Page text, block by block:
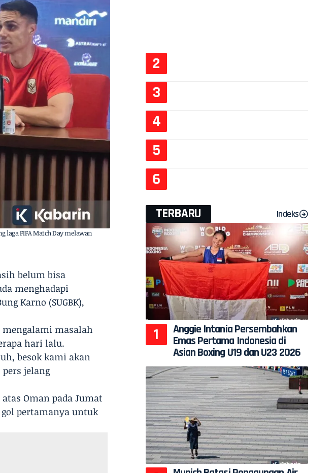
FIFA Match Day melawan
belum bisa
menghadapi
Karno (SUGBK),
masalah
hari lalu.
besok kami akan
jelang
Oman pada Jumat
gol pertamanya untuk
TERBARU Indeks
Anggie Intania Persembahkan
Emas Pertama Indonesia di
Asian Boxing U19 dan U23 2026